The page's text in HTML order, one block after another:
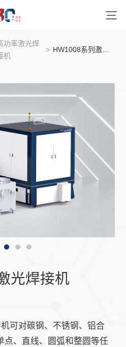
功率激光焊
机
>
光焊接机
可对碳钢、不锈钢、铝合
点、直线、圆弧和整圆等任